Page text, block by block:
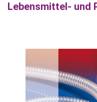
Lebensmittel- und
Bildergalerie überspringen